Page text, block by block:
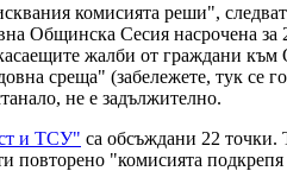
комисията реши",
Общинска Сесия
жалби от граждани
среща" (забележете, тук
не е задължително.
и ТСУ" са обсъждани 22 точки.
повторено "комисията